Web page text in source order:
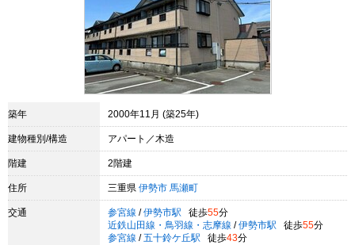
築年 2000年11月 (築25年)
建物種別/構造 アパート／木造
階建 2階建
住所 三重県 伊勢市 馬瀬町
交通 参宮線 / 伊勢市駅 徒歩55分
近鉄山田線・鳥羽線・志摩線 / 伊勢市駅 徒歩55分
参宮線 / 五十鈴ケ丘駅 徒歩43分